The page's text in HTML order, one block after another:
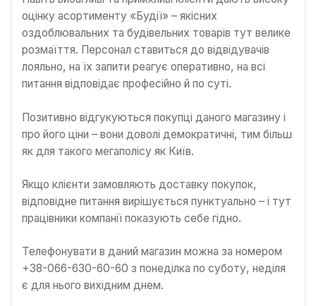
оцінку асортименту «Будії» – якісних
оздоблювальних та будівельних товарів тут велике
розмаїття. Персонал ставиться до відвідувачів
лояльно, на їх запити реагує оперативно, на всі
питання відповідає професійно й по суті.
Позитивно відгукуються покупці даного магазину і
про його ціни – вони доволі демократичні, тим більш
як для такого мегаполісу як Київ.
Якщо клієнти замовляють доставку покупок,
відповідне питання вирішується пунктуально – і тут
працівники компанії показують себе гідно.
Телефонувати в даний магазин можна за номером
+38-066-630-60-60 з понеділка по суботу, неділя
є для нього вихідним днем.